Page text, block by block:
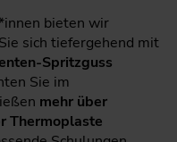
bieten wir
sich tiefergehend mit
Spritzguss
Sie im
mehr über
Thermoplaste